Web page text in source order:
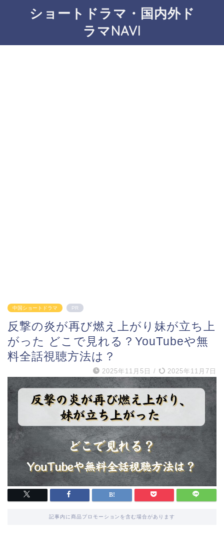
ショートドラマ・国内外ド
ラマNAVI
中国ショートドラマ PR
反撃の炎が再び燃え上がり妹が立ち上
がった どこで見れる？YouTubeや無
料全話視聴方法は？
2025年11月5日 / 2025年11月7日
記事内に商品プロモーションを含む場合があります